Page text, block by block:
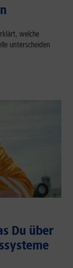
welche
unterscheiden
Du über